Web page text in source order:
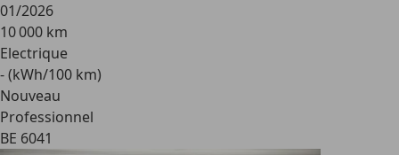
01/2026
10 000 km
Electrique
- (kWh/100 km)
Nouveau
Professionnel
BE 6041